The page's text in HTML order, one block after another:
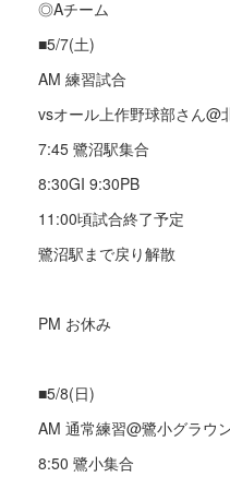
◎Aチーム
■5/7(土)
AM 練習試合
vsオール上作野球部さん@
7:45 鷺沼駅集合
8:30GI 9:30PB
11:00頃試合終了予定
鷺沼駅まで戻り解散
PM お休み
■5/8(日)
AM 通常練習@鷺小グラウ
8:50 鷺小集合